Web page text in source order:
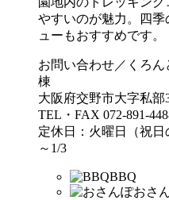
やすいのが魅力。四
ューもおすすめです。
お問い合わせ／くろ
棟
大阪府交野市大字私部
TEL・FAX 072-891-
定休日：火曜日（祝
～1/3
BBQ
おさ